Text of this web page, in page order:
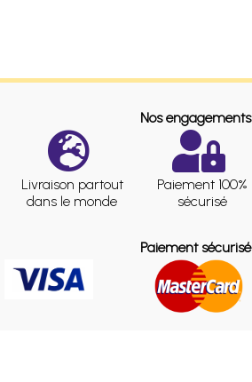
Nos
Livraison partout
dans le monde
Paiement 100%
sécurisé
Paiement